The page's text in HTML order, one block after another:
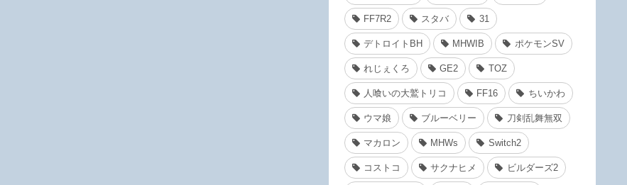
FF7R2 スタバ 31
デトロイトBH MHWIB ポケモンSV
れじぇくろ GE2 TOZ
人喰いの大鷲トリコ FF16 ちいかわ
ウマ娘 ブルーベリー 刀剣乱舞無双
マカロン MHWs Switch2
コストコ サクナヒメ ビルダーズ2